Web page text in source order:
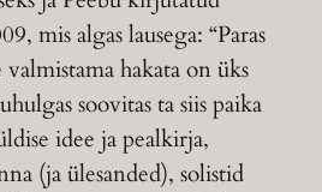
mis algas lausega: “Paras
hakata on üks
soovitas ta siis paika
idee ja pealkirja,
(ja ülesanded), solistid